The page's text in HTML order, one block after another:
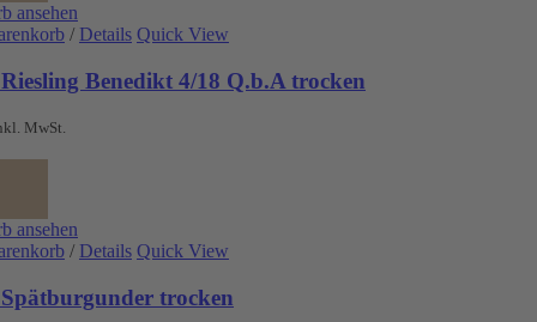
ansehen
/ Details Quick View
Benedikt 4/18 Q.b.A trocken
MwSt.
ansehen
/ Details Quick View
trocken